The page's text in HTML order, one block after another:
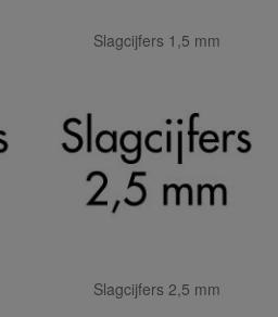
Slagcijfers 1,5 mm
Slagcijfers 2,5 mm